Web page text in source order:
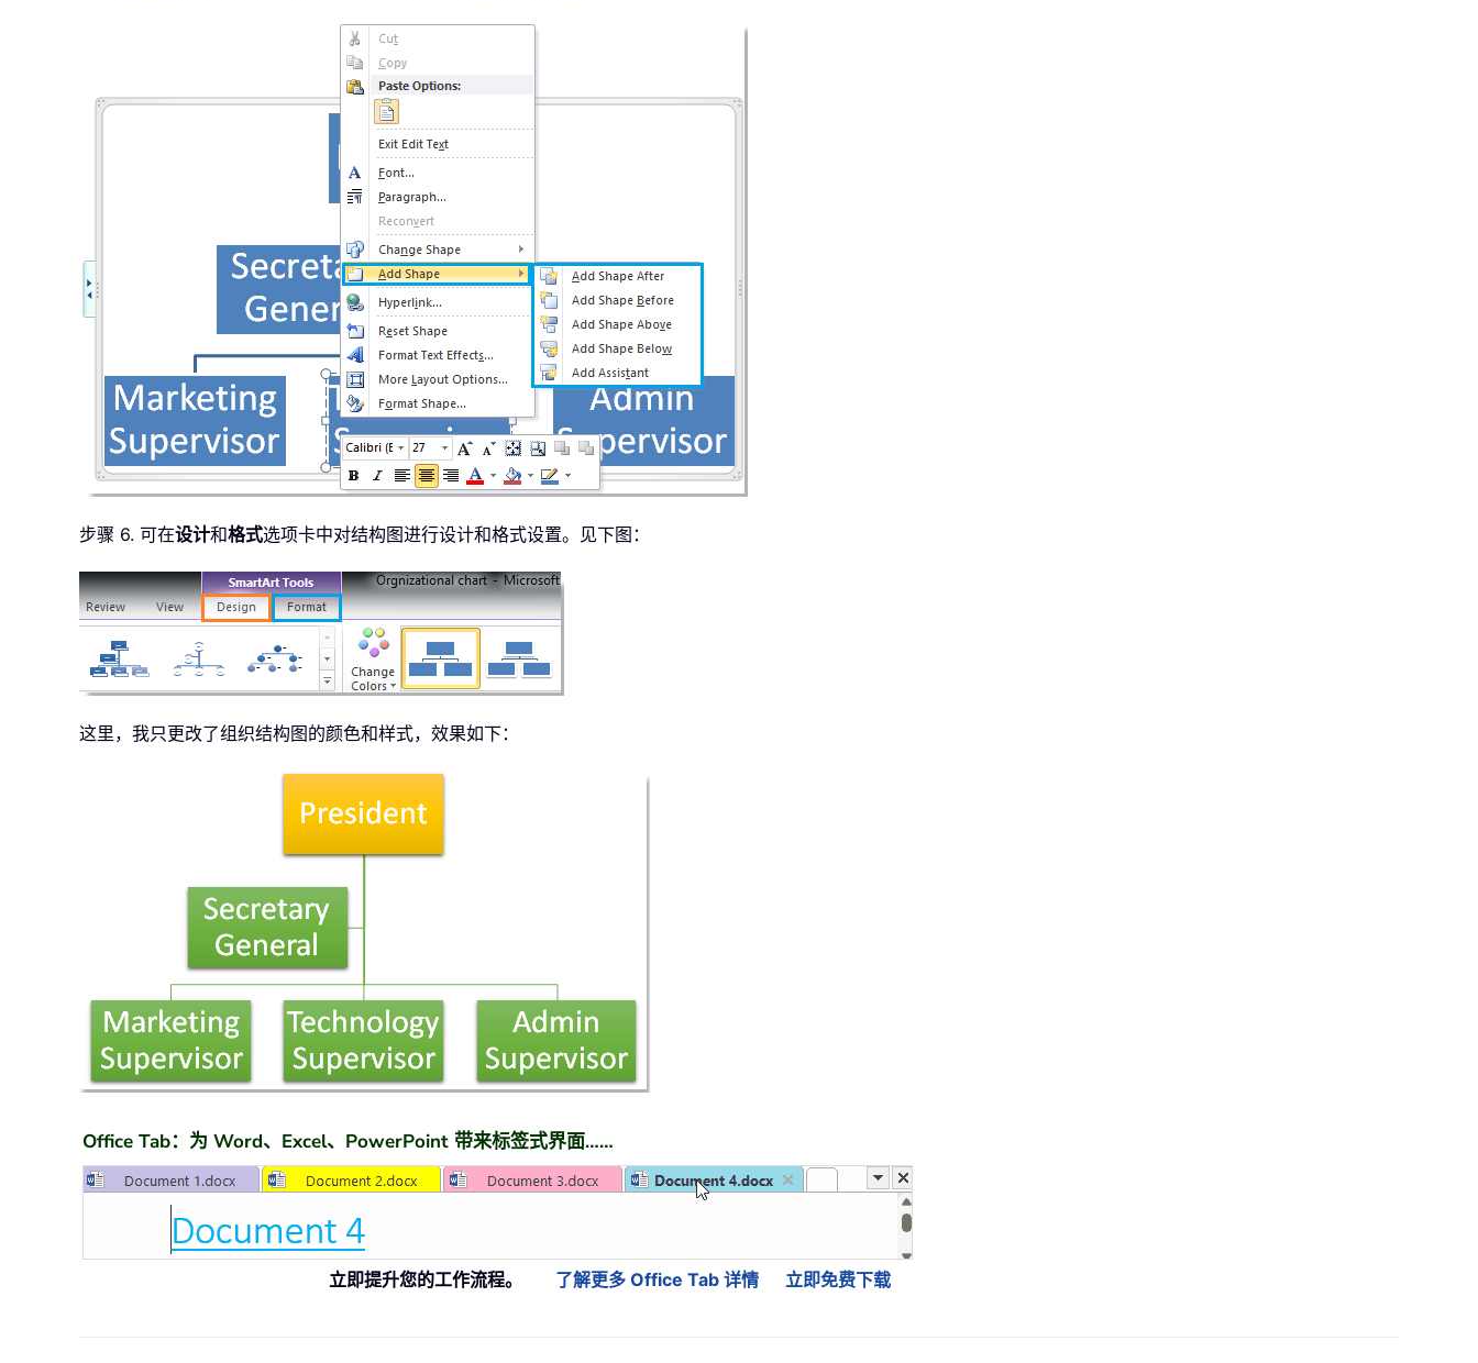
步骤 6. 可在设计和格式选项卡中对结构图进行设计和格式设置。见下图：
这里，我只更改了组织结构图的颜色和样式，效果如下：
Office Tab：为 Word、Excel、PowerPoint 带来标签式界面……
立即提升您的工作流程。 了解更多 Office Tab 详情 立即免费下载